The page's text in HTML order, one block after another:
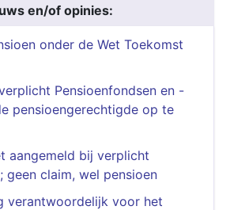
en/of opinies:
onder de Wet Toekomst
Pensioenfondsen en -
pensioengerechtigde op te
aangemeld bij verplicht
geen claim, wel pensioen
verantwoordelijk voor het